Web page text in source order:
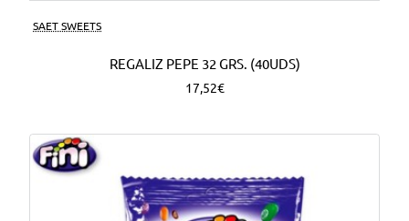
SAET SWEETS
REGALIZ PEPE 32 GRS. (40UDS)
17,52€